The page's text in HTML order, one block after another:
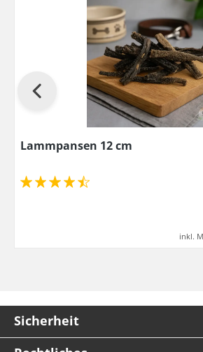
Lammpansen 12 cm
inkl.
Sicherheit